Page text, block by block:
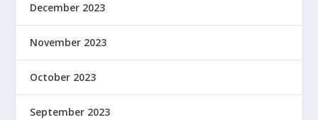
December 2023
November 2023
October 2023
September 2023